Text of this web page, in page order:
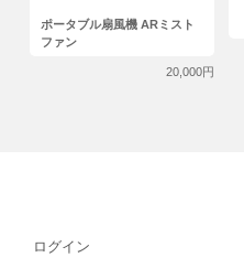
ポータブル扇風機 ARミスト
ファン
20,000円
ログイン